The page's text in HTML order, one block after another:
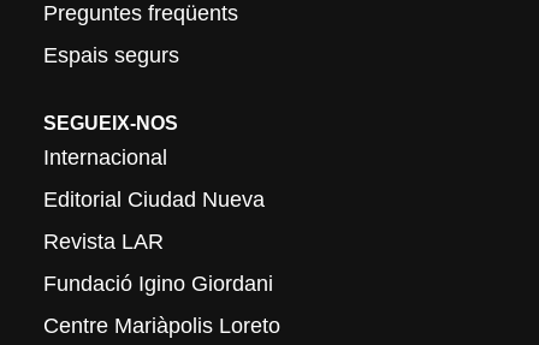
Preguntes freqüents
Espais segurs
SEGUEIX-NOS
Internacional
Editorial Ciudad Nueva
Revista LAR
Fundació Igino Giordani
Centre Mariàpolis Loreto